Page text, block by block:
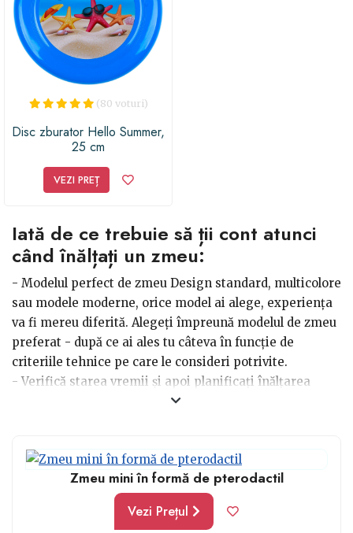
(80 voturi)
Disc zburator Hello Summer,
25 cm
VEZI PREȚ
Iată de ce trebuie să ții cont atunci
când înălțați un zmeu:
- Modelul perfect de zmeu Design standard, multicolore
sau modele moderne, orice model ai alege, experiența
va fi mereu diferită. Alegeți împreună modelul de zmeu
preferat - după ce ai ales tu câteva în funcție de
criteriile tehnice pe care le consideri potrivite.
- Verifică starea vremii și apoi planificați înălțarea
împreună condițiile meteo din zilele următoare - mai
ales dacă va fi vânt cald - pentru a reuși să înalțe zmeul
și să zboare frumos. Bineînțeles, vor fi evitate zilele
Zmeu mini în formă de pterodactil
Vezi Prețul